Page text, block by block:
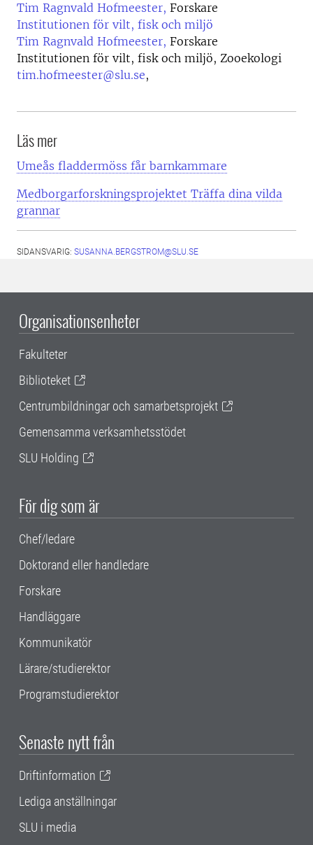
Tim Ragnvald Hofmeester, Forskare
Institutionen för vilt, fisk och miljö
Tim Ragnvald Hofmeester, Forskare
Institutionen för vilt, fisk och miljö, Zooekologi
tim.hofmeester@slu.se,
Läs mer
Umeås fladdermöss får barnkammare
Medborgarforskningsprojektet Träffa dina vilda
grannar
SIDANSVARIG: SUSANNA.BERGSTROM@SLU.SE
Organisationsenheter
Fakulteter
Biblioteket
Centrumbildningar och samarbetsprojekt
Gemensamma verksamhetsstödet
SLU Holding
För dig som är
Chef/ledare
Doktorand eller handledare
Forskare
Handläggare
Kommunikatör
Lärare/studierektor
Programstudierektor
Senaste nytt från
Driftinformation
Lediga anställningar
SLU i media